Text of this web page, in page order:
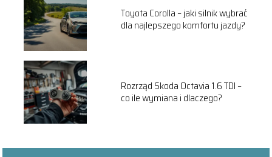
Toyota Corolla – jaki silnik wybrać
dla najlepszego komfortu jazdy?
Rozrząd Skoda Octavia 1.6 TDI –
co ile wymiana i dlaczego?